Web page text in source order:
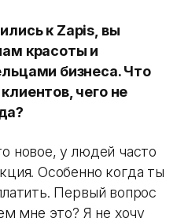
к Zapis, вы
красоты и
бизнеса. Что
чего не
новое, у людей часто
Особенно когда ты
Первый вопрос
мне это? Я не хочу